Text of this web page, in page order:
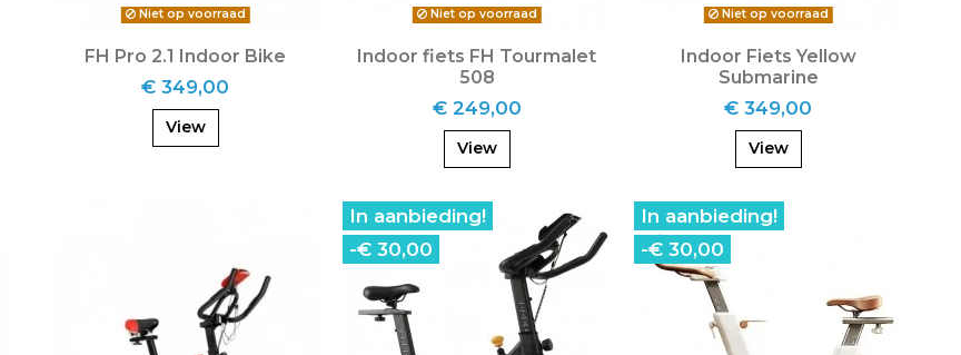
Niet op voorraad
FH Pro 2.1 Indoor Bike
€ 349,00
View
Niet op voorraad
Indoor fiets FH Tourmalet
508
€ 249,00
View
Niet op voorraad
Indoor Fiets Yellow
Submarine
€ 349,00
View
In aanbieding!
-€ 30,00
In aanbieding!
-€ 30,00